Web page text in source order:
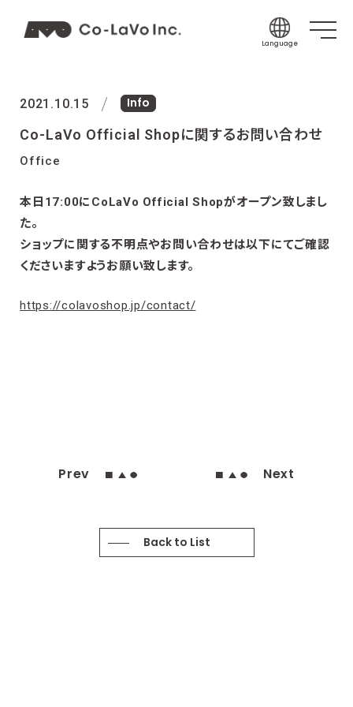
Language
Korean
Indonesian
Thai
2021.10.15 Info
Co-LaVo Official Shopに関するお問い合わせ
Office
本日17:00にCoLaVo Official Shopがオープン致しまし
た。
ショップに関する不明点やお問い合わせは以下にてご確認
くださいますようお願い致します。
https://colavoshop.jp/contact/
Prev Next
Back to List